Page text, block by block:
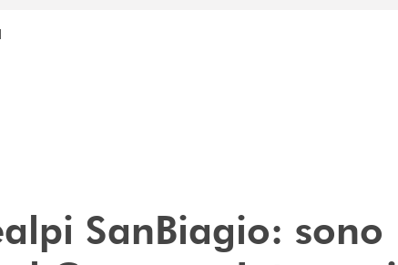
SanBiagio: